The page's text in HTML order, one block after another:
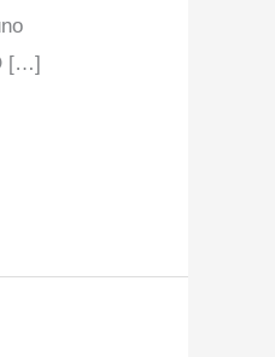
[…]